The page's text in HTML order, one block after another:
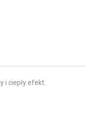
i ciepły efekt.